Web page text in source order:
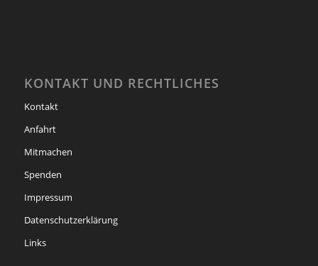
KONTAKT UND RECHTLICHES
Kontakt
Anfahrt
Mitmachen
Spenden
Impressum
Datenschutzerklärung
Links